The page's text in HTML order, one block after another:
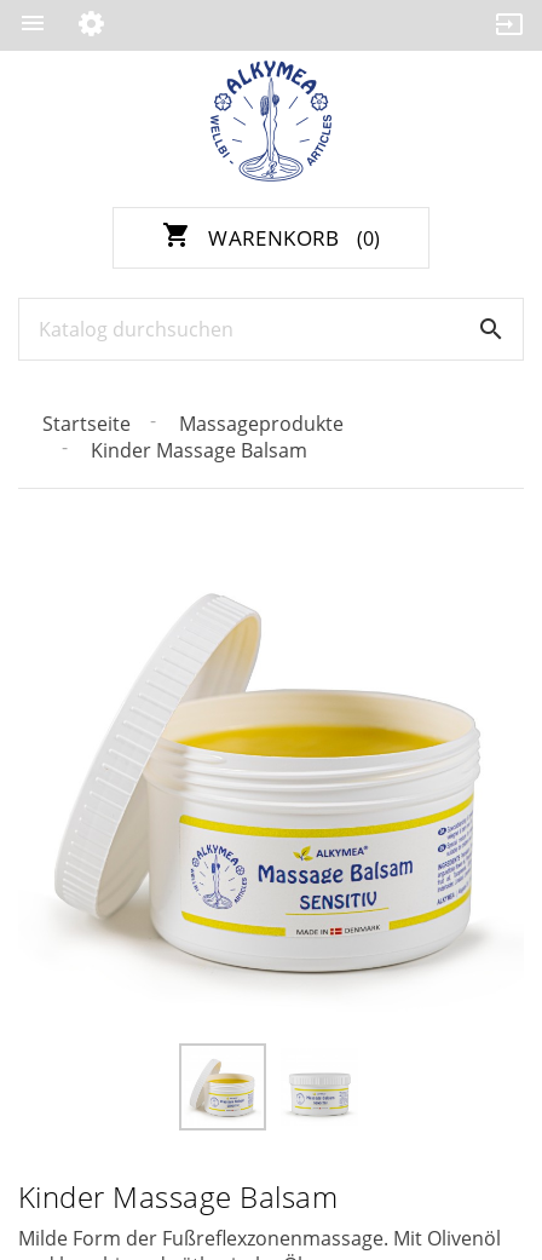

shopping_cart WARENKORB (0)

Startseite
Massageprodukte
Kinder Massage Balsam
Kinder Massage Balsam
Milde Form der Fußreflexzonenmassage. Mit Olivenöl